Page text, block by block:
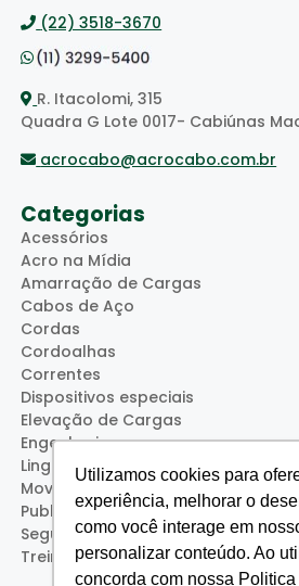
Utilizamos cookies para
experiência, melhorar o
como você interage em
personalizar conteúdo. Ao
concorda com nossa
(22) 3518-3670
R. Itacolomi, 315
Quadra G Lote 0017- Cabiúnas
acrocabo@acrocabo.com.br
Categorias
Acessórios
Acro na Mídia
Amarração de Cargas
Cabos de Aço
Cordas
Cordoalhas
Correntes
Dispositivos especiais
Elevação de Cargas
Engenharia
Lingas
Movimentação de Cargas
Publicações
Segurança
Treinamentos (Acro Service)